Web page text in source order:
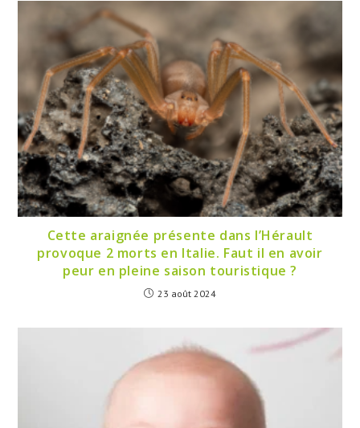
Cette araignée présente dans l’Hérault
provoque 2 morts en Italie. Faut il en avoir
peur en pleine saison touristique ?
23 août 2024